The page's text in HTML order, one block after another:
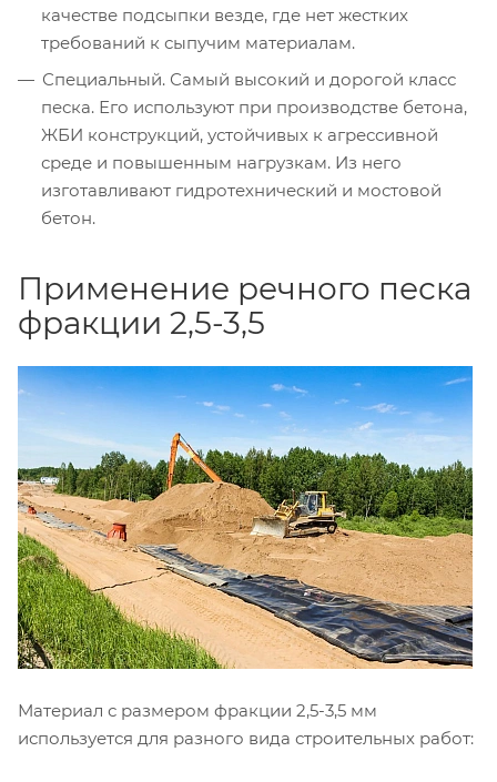
качестве подсыпки везде, где нет жестких
требований к сыпучим материалам.
Специальный. Самый высокий и дорогой класс
песка. Его используют при производстве бетона,
ЖБИ конструкций, устойчивых к агрессивной
среде и повышенным нагрузкам. Из него
изготавливают гидротехнический и мостовой
бетон.
Применение речного песка
фракции 2,5-3,5
Материал с размером фракции 2,5-3,5 мм
используется для разного вида строительных работ: